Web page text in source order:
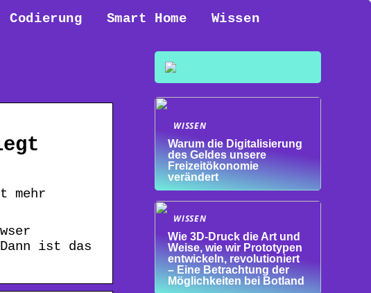
Codierung Smart Home Wissen
mehr
ist das
WISSEN
Warum die Digitalisierung
des Geldes unsere
Freizeitökonomie
verändert
WISSEN
Wie 3D-Druck die Art und
Weise, wie wir Prototypen
entwickeln, revolutioniert
– Eine Betrachtung der
Möglichkeiten bei Botland